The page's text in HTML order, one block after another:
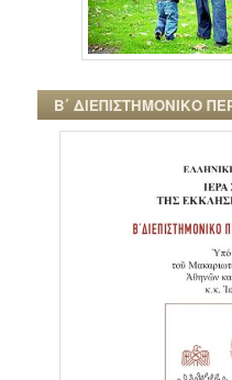
Β΄ ΔΙΕΠΙΣΤΗΜΟΝΙΚΟ